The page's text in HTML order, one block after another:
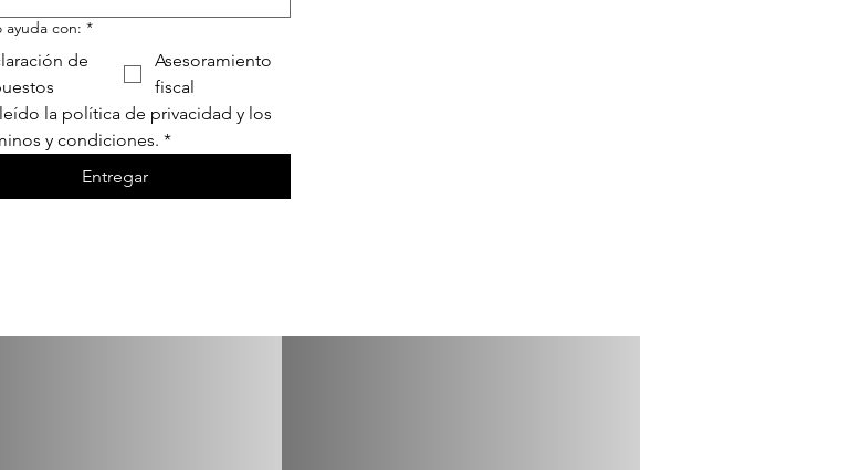
ayuda con: *
de
Asesoramiento
fiscal
la política de privacidad y los
y condiciones. *
Entregar